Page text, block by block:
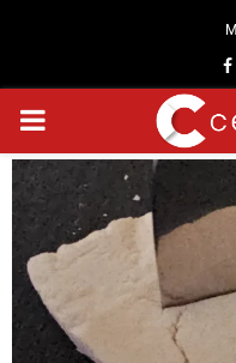
PRIMARY
MENU